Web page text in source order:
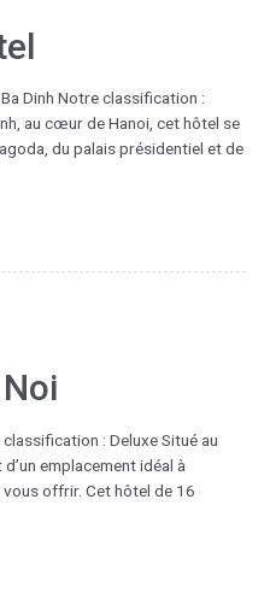
Dinh Notre classification :
au cœur de Hanoi, cet hôtel se
du palais présidentiel et de
: Deluxe Situé au
emplacement idéal à
offrir. Cet hôtel de 16